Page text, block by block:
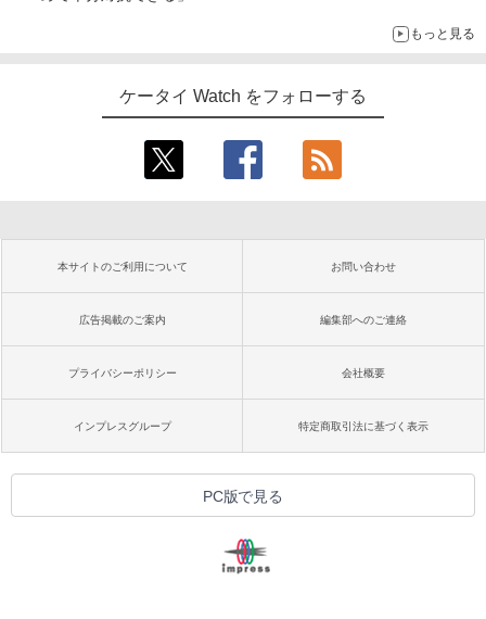
もっと見る
ケータイ Watch をフォローする
本サイトのご利用について お問い合わせ
広告掲載のご案内 編集部へのご連絡
プライバシーポリシー 会社概要
インプレスグループ 特定商取引法に基づく表示
PC版で見る